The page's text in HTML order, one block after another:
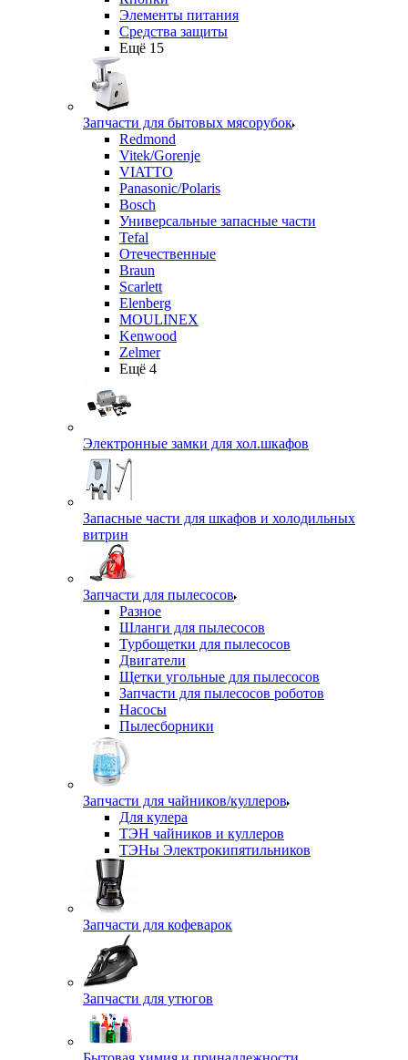
Элементы питания
Средства защиты
Ещё 15
Запчасти для бытовых мясорубок
Redmond
Vitek/Gorenje
VIATTO
Panasonic/Polaris
Bosch
Универсальные запасные части
Tefal
Отечественные
Braun
Scarlett
Elenberg
MOULINEX
Kenwood
Zelmer
Ещё 4
Электронные замки для хол.шкафов
Запасные части для шкафов и холодильных
витрин
Запчасти для пылесосов
Разное
Шланги для пылесосов
Турбощетки для пылесосов
Двигатели
Щетки угольные для пылесосов
Запчасти для пылесосов роботов
Насосы
Пылесборники
Запчасти для чайников/куллеров
Для кулера
ТЭН чайников и куллеров
ТЭНы Электрокипятильников
Запчасти для кофеварок
Запчасти для утюгов